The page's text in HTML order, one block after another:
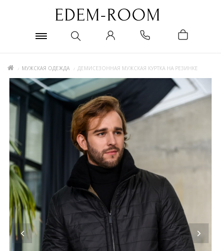
МУЖСКАЯ ОДЕЖДА ДЕМИСЕЗОННАЯ МУЖСКАЯ КУРТКА НА РЕЗИНКЕ